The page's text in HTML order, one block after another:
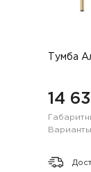
Тумба
14